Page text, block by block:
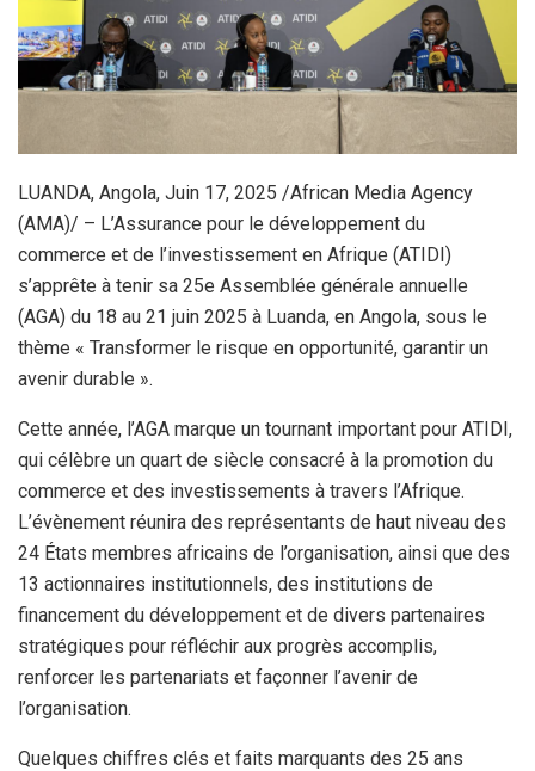
LUANDA, Angola, Juin 17, 2025 /African Media Agency
(AMA)/ – L’Assurance pour le développement du
commerce et de l’investissement en Afrique (ATIDI)
s’apprête à tenir sa 25e Assemblée générale annuelle
(AGA) du 18 au 21 juin 2025 à Luanda, en Angola, sous le
thème « Transformer le risque en opportunité, garantir un
avenir durable ».
Cette année, l’AGA marque un tournant important pour ATIDI,
qui célèbre un quart de siècle consacré à la promotion du
commerce et des investissements à travers l’Afrique.
L’évènement réunira des représentants de haut niveau des
24 États membres africains de l’organisation, ainsi que des
13 actionnaires institutionnels, des institutions de
financement du développement et de divers partenaires
stratégiques pour réfléchir aux progrès accomplis,
renforcer les partenariats et façonner l’avenir de
l’organisation.
Quelques chiffres clés et faits marquants des 25 ans